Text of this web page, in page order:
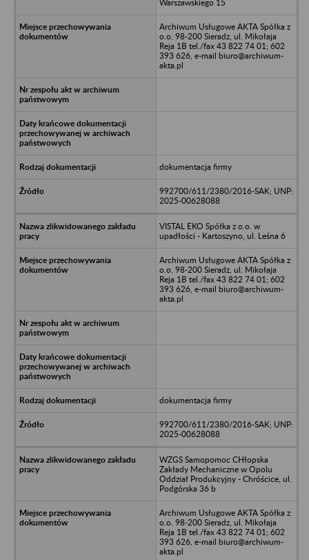
Warszawskiego 15
Archiwum Usługowe AKTA Spółka z
o.o. 98-200 Sieradz, ul. Mikołaja
Reja 1B tel./fax 43 822 74 01; 602
393 626, e-mail biuro@archiwum-
akta.pl
dokumentacja firmy
992700/611/2380/2016-SAK; UNP:
2025-00628088
VISTAL EKO Spółka z o.o. w
upadłości - Kartoszyno, ul. Leśna 6
Archiwum Usługowe AKTA Spółka z
o.o. 98-200 Sieradz, ul. Mikołaja
Reja 1B tel./fax 43 822 74 01; 602
393 626, e-mail biuro@archiwum-
akta.pl
dokumentacja firmy
992700/611/2380/2016-SAK; UNP:
2025-00628088
WZGS Samopomoc CHłopska
Zakłady Mechaniczne w Opolu
Oddział Produkcyjny - Chróścice, ul.
Podgórska 36 b
Archiwum Usługowe AKTA Spółka z
o.o. 98-200 Sieradz, ul. Mikołaja
Reja 1B tel./fax 43 822 74 01; 602
393 626, e-mail biuro@archiwum-
akta.pl